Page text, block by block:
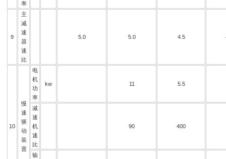
率
9
主
减
速
器
速
比
5.0 5.0 4.5
10
慢
速
驱
动
装
置
电
机
功
率
kw 11 5.5
减
速
机
速
比
90 400
输